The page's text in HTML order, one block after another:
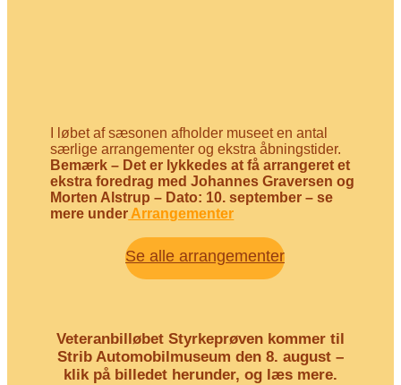
I løbet af sæsonen afholder museet en antal
særlige arrangementer og ekstra åbningstider.
Bemærk – Det er lykkedes at få arrangeret et
ekstra foredrag med Johannes Graversen og
Morten Alstrup – Dato: 10. september – se
mere under Arrangementer
Se alle arrangementer
Veteranbilløbet Styrkeprøven kommer til
Strib Automobilmuseum den 8. august –
klik på billedet herunder, og læs mere.